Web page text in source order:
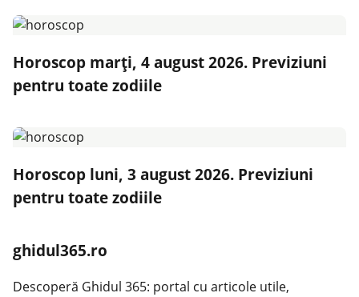
Horoscop marți, 4 august 2026. Previziuni
pentru toate zodiile
Horoscop luni, 3 august 2026. Previziuni
pentru toate zodiile
ghidul365.ro
Descoperă Ghidul 365: portal cu articole utile,